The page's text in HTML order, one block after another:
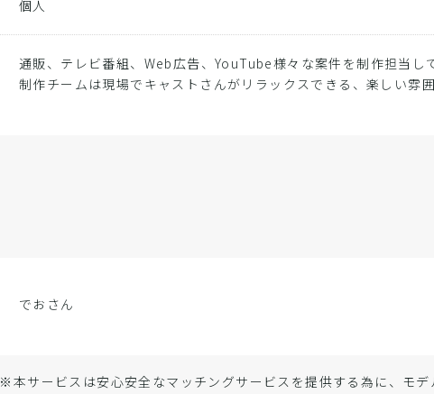
個人
通販、テレビ番組、Web広告、YouTube様々な案件を制作担当し
制作チームは現場でキャストさんがリラックスできる、楽しい雰
でおさん
※本サービスは安心安全なマッチングサービスを提供する為に、モ